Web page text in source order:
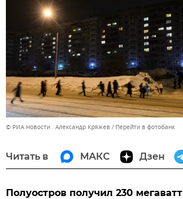
© РИА Новости . Александр Кряжев Перейти в фотобанк
Читать в МАКС Дзен
Полуостров получил 230 мегаватт